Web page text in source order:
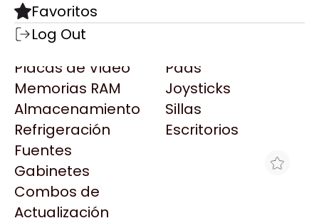
Componentes
Motherboards
Microprocesadores
Placas de Video
Memorias RAM
Almacenamiento
Refrigeración
Fuentes
Gabinetes
Combos de
Actualización
Pads
Joysticks
Sillas
Escritorios
Todas las Marcas
AMD
AULA
Acer
Adata
AeroCool
Antec
Arkham
Asrock
Destacadas
Favoritos
Log Out
LECTOR OCOM OCBS-T216 USB 1D-
2D OMNIDIRECCIONAL